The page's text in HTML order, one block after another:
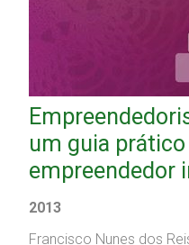
um guia prático
empreendedor
2013
Francisco Nunes dos